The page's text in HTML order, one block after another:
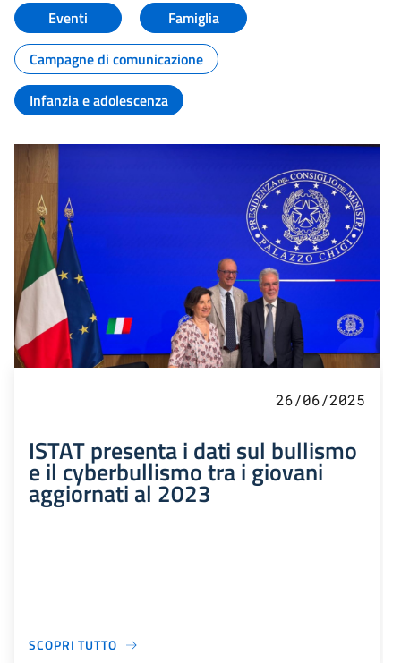
Eventi
Famiglia
Campagne di comunicazione
Infanzia e adolescenza
26/06/2025
ISTAT presenta i dati sul bullismo
e il cyberbullismo tra i giovani
aggiornati al 2023
SCOPRI TUTTO